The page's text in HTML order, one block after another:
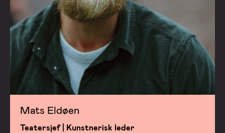
Mats Eldøen
Teatersjef | Kunstnerisk leder